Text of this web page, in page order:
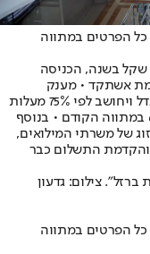
הפרטים במתווה
מכירות של עד 400 מיליון שקל בשנה, הכניסה
25% במחזור לעומת אשתקד • מענק
השתתפות המדינה בהוצאות שכר העובדים יוגדל ויחושב לפי 75% מעלות
השכר כפול שיעור הירידה במחזור, לעומת 60% במתווה הקודם • בנוסף
של משרתי המילואים,
כמו גם הגדלת התשלום על יום מילואים ל125% והקדמת התשלום כבר
צילום: גדעון
הפרטים במתווה